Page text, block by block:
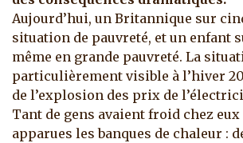
Aujourd’hui, un Britannique sur
situation de pauvreté, et un enfant
même en grande pauvreté. La
particulièrement visible à l’hiver
de l’explosion des prix de
Tant de gens avaient froid chez
apparues les banques de chaleur :